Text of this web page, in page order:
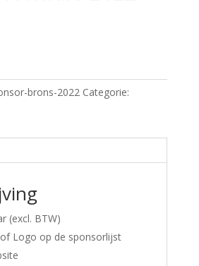
brons-2022 Categorie:
(excl. BTW)
Logo op de sponsorlijst